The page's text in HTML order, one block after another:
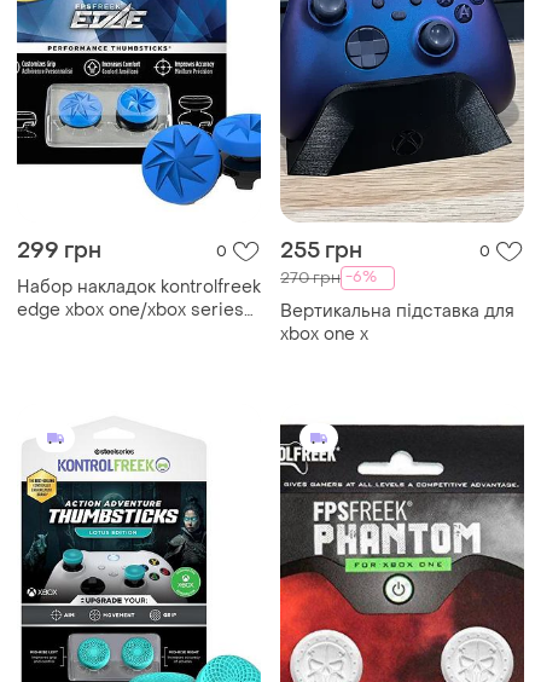
299 грн 0
Набор накладок kontrolfreek
edge xbox one/xbox series
255 грн 0
270 грн -6%
Вертикальна підставка для
xbox one x